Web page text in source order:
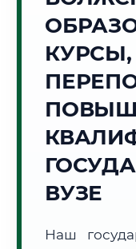
Погода
🌅 Восход:
📍 Региональная
КУРСЫ,
ВУЗЕ
Наш